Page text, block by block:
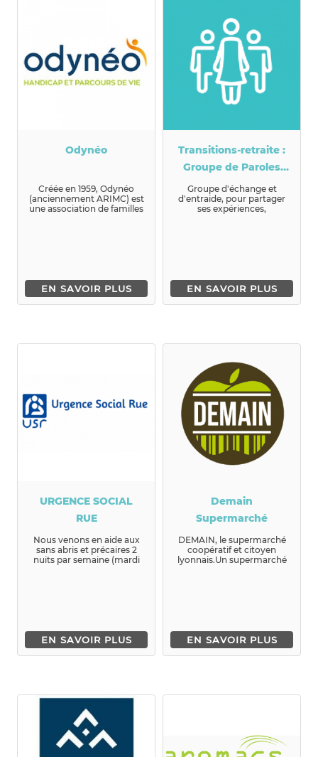
Odynéo
Créée en 1959, Odynéo
(anciennement ARIMC) est
une association de familles
EN SAVOIR PLUS
Transitions-retraite :
Groupe de Paroles
Femmes
Groupe d'échange et
d'entraide, pour partager
ses expériences,
EN SAVOIR PLUS
URGENCE SOCIAL
RUE
Nous venons en aide aux
sans abris et précaires 2
nuits par semaine (mardi
EN SAVOIR PLUS
Demain
Supermarché
DEMAIN, le supermarché
coopératif et citoyen
lyonnais.Un supermarché
EN SAVOIR PLUS